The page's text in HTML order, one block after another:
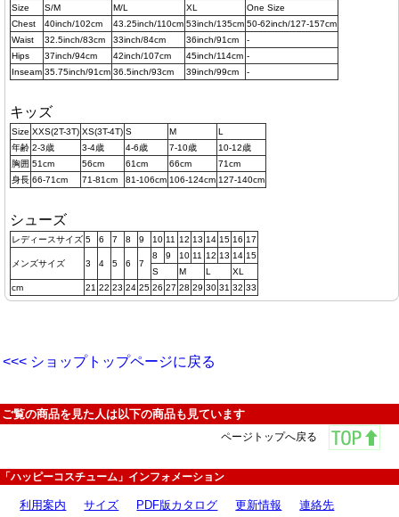
Size S/M M/L XL
One Size
Chest
40inch/102cm 43.25inch/110cm 53inch/135cm 50-62inch/127-157cm
Waist
32.5inch/83cm 33inch/84cm 36inch/91cm
-
Hips
37inch/94cm 42inch/107cm 45inch/114cm -
Inseam 35.75inch/91cm 36.5inch/93cm 39inch/99cm -
キッズ
Size XXS(2T-3T) XS(3T-4T) S M
L
年齢 2-3歳 3-4歳 4-6歳 7-10歳
10-12歳
胸囲 51cm 56cm 61cm 66cm
71cm
身長 66-71cm 71-81cm 81-106cm 106-124cm 127-140cm
シューズ
レディースサイズ 5 6 7 8 9 10 11 12 13 14 15 16 17
メンズサイズ 3 4 5 6 7
8 9 10 11 12 13 14 15
S
M L
XL
cm
21 22 23 24 25 26 27 28 29 30 31 32 33
<<< ショップトップページに戻る
ご覧の商品を見た人は以下の商品も見ています
ページトップへ戻る
「ハッピーコスチューム」インフォメーション
利用案内 サイズ PDF版カタログ 更新情報 連絡先